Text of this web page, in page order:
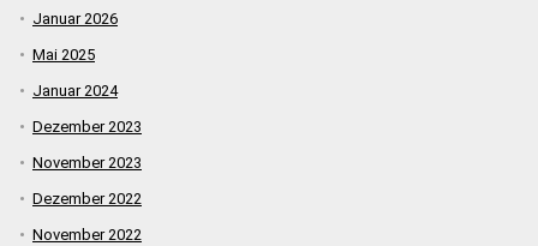
Januar 2026
Mai 2025
Januar 2024
Dezember 2023
November 2023
Dezember 2022
November 2022